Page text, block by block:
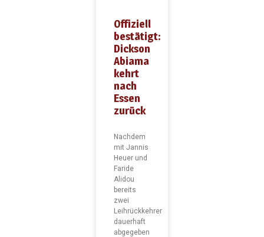
Offiziell
bestätigt:
Dickson
Abiama
kehrt
nach
Essen
zurück
Nachdem
mit Jannis
Heuer und
Faride
Alidou
bereits
zwei
Leihrückkehrer
dauerhaft
abgegeben